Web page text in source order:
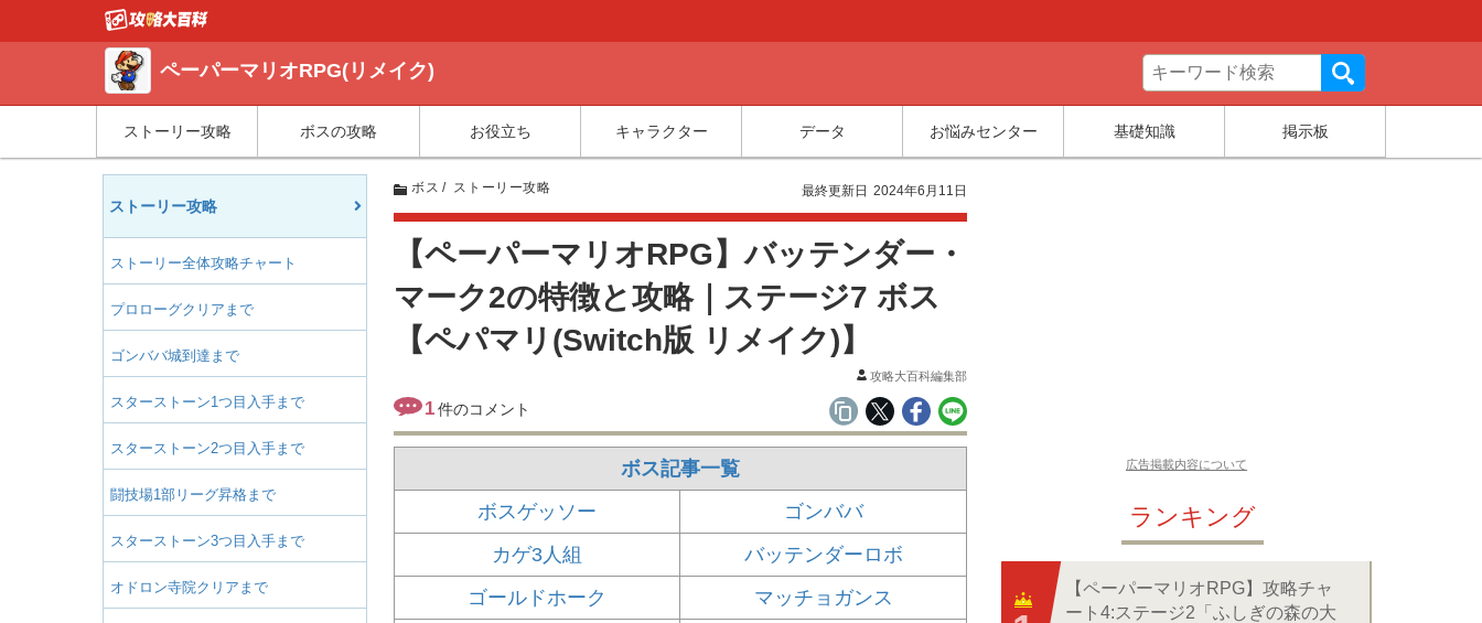
ペーパーマリオRPG(リメイク)
ストーリー攻略 ボスの攻略 お役立ち キャラクター データ お悩みセンター 基礎知識 掲示板
ストーリー攻略
ストーリー全体攻略チャート
プロローグクリアまで
ゴンババ城到達まで
スターストーン1つ目入手まで
スターストーン2つ目入手まで
闘技場1部リーグ昇格まで
スターストーン3つ目入手まで
オドロン寺院クリアまで
ボス ストーリー攻略 最終更新日 2024年6月11日
【ペーパーマリオRPG】バッテンダー・
マーク2の特徴と攻略｜ステージ7 ボス
【ペパマリ(Switch版 リメイク)】
攻略大百科編集部
1件のコメント
ボス記事一覧
ボスゲッソー
ゴンババ
カゲ3人組
バッテンダーロボ
ゴールドホーク
マッチョガンス
広告掲載内容について
ランキング
【ペーパーマリオRPG】攻略チャ
ート4:ステージ2「ふしぎの森の大